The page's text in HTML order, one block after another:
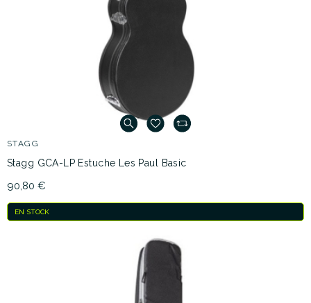
STAGG
Stagg GCA-LP Estuche Les Paul Basic
90,80 €
EN STOCK